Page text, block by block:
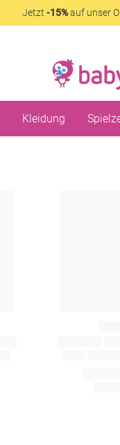
Jetzt -15%auf unser
Kleidung